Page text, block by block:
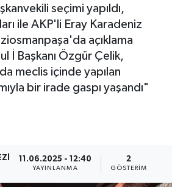
seçimi yapıldı,
ile AKP'li Eray Karadeniz
açıklama
İ Başkanı Özgür Çelik,
meclis içinde yapılan
bir irade gaspı yaşandı"
11.06.2025 - 12:40
YAYINLANMA
2
GÖSTERIM